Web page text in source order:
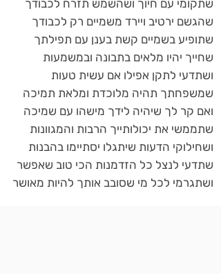
שתקומי עם חיוך ושהשמש תזרח לכבודך
שהגשם ירטיב ויירד משמיים רק לכבודך
שתופיע בשמיים קשת בענן עם תפילתך
שחייך יהיו מלאים בתבונה ובמשמעות
ושתדעי לתקן אפילו אם עשית טעות
שמשפחתך תהיה מלוכדת ומלאת תמיכה
ואם קר לך שיהיה לידך מישהו עם שמיכה
שתממשי את יכולותייך הרבות והמגוונות
ושחילוקי הדעות שיתגלו יסתיימו בהבנות
שתדעי לנצל כל הזדמנות הכי טוב שאפשר
ושתגרמי לכל מי שסובב אותך להיות מאושר